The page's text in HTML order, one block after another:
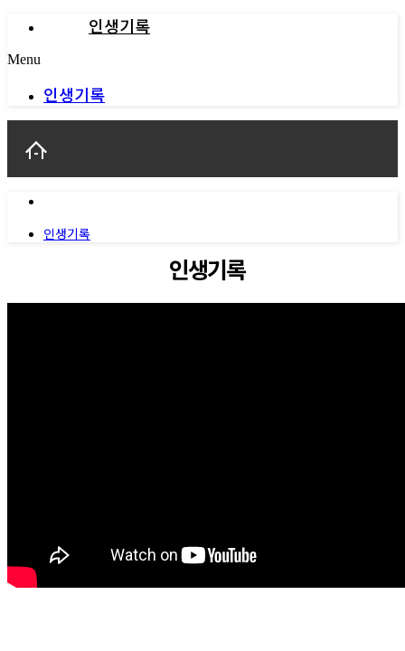
인생기록
Menu
인생기록
인생기록
인생기록